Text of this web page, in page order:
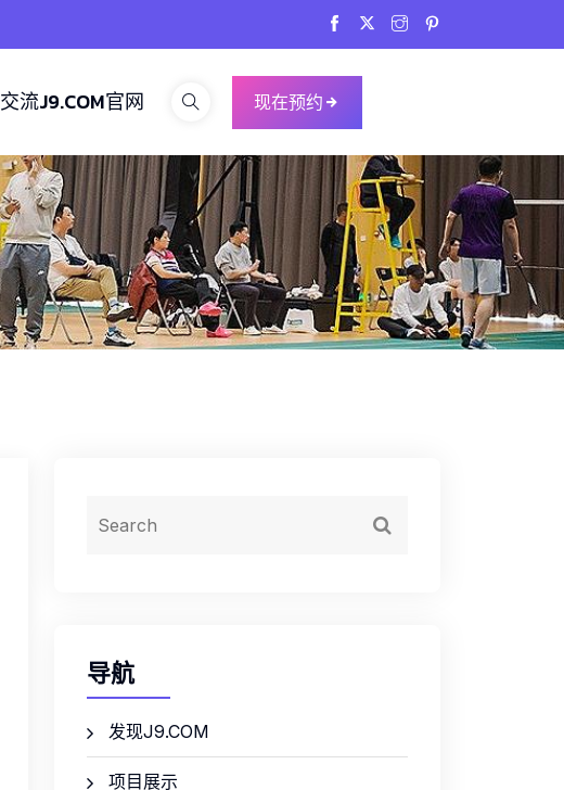
交流J9.COM官网 现在预约
导航
发现J9.COM
项目展示